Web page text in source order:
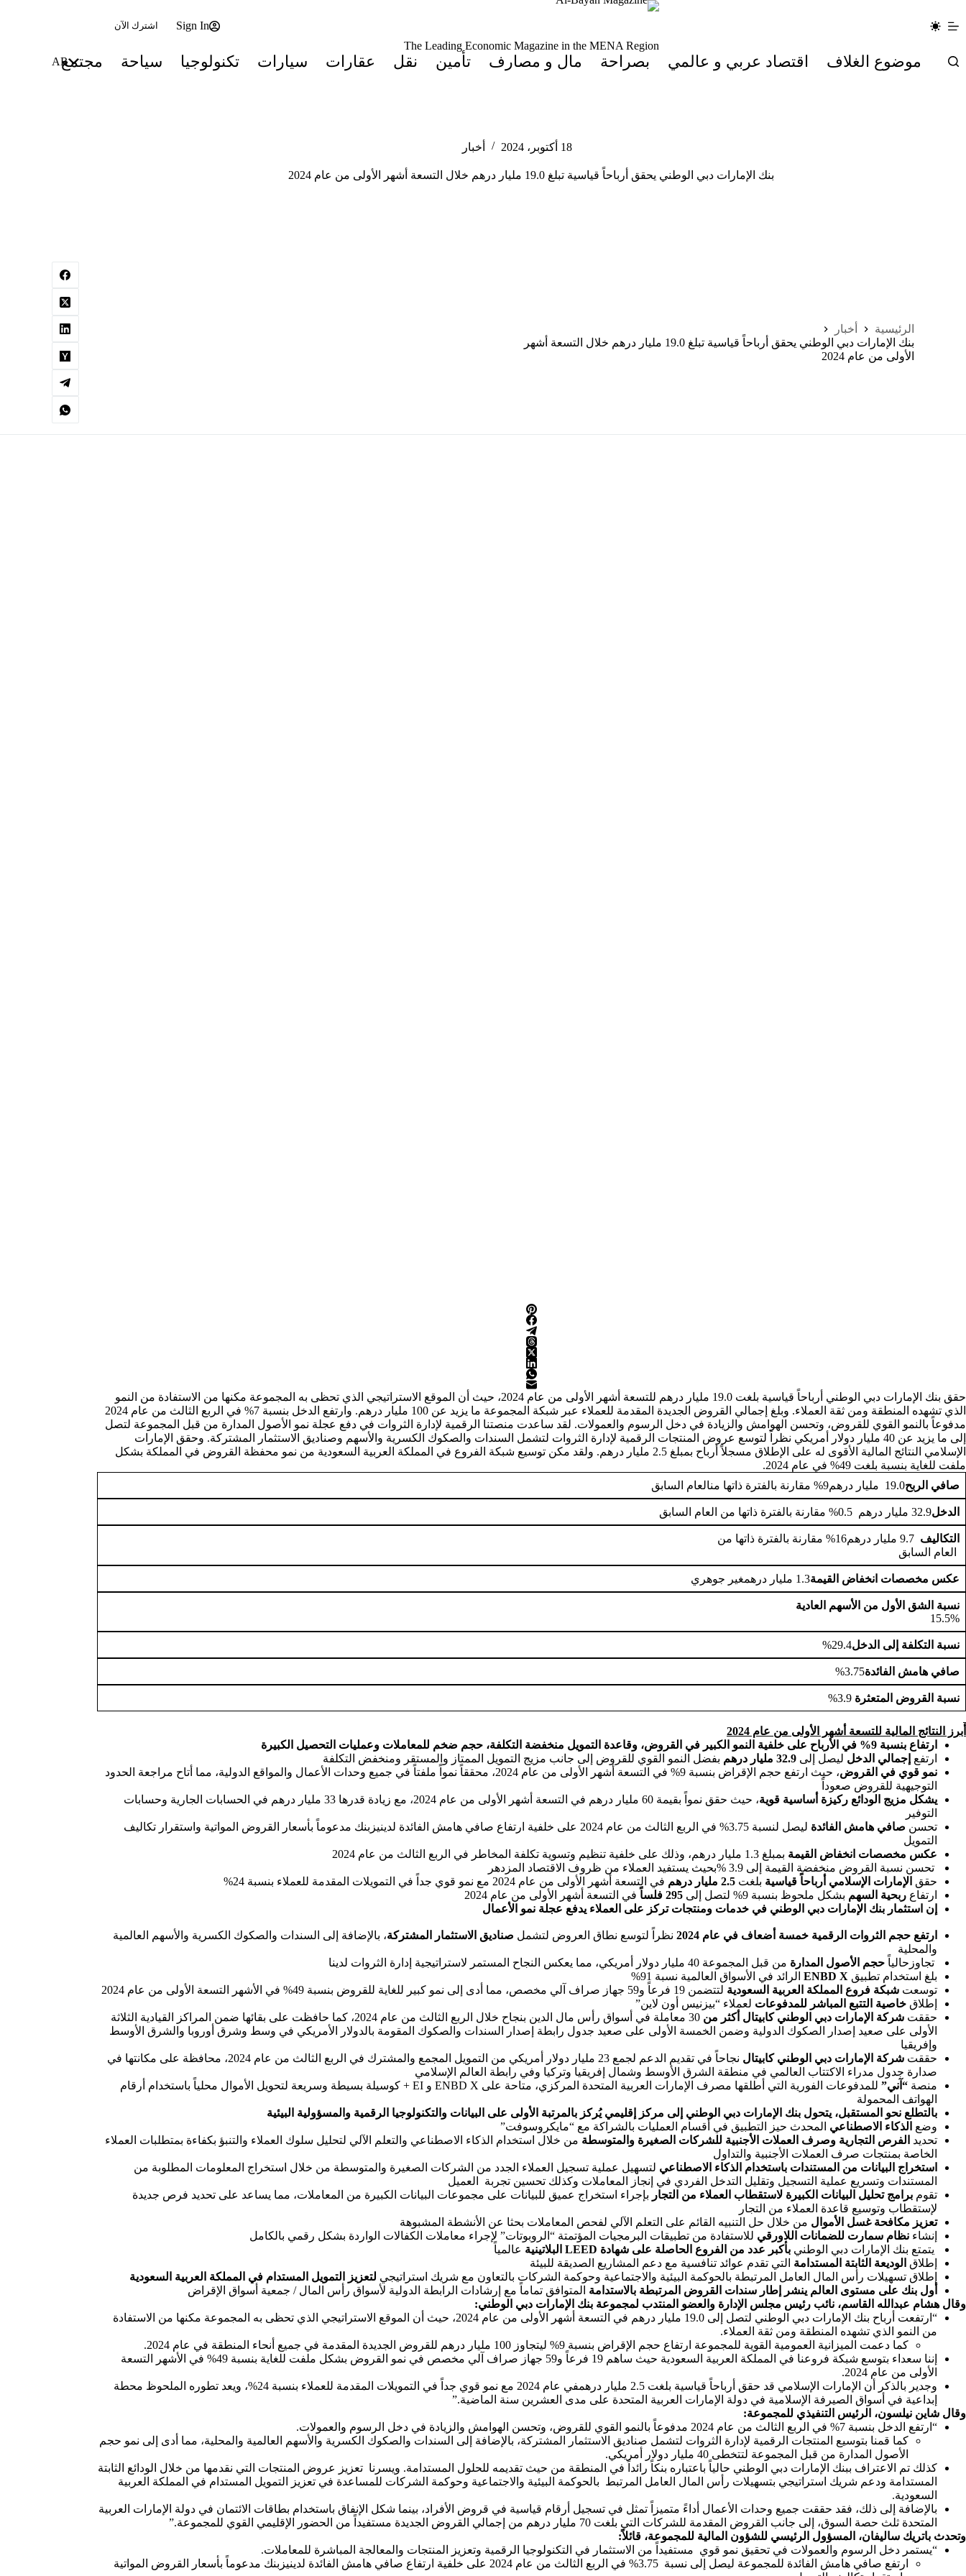
إلى
المحتوى
The Leading Economic Magazine in the MENA Region
Sign In اشترك الآن
موضوع الغلاف اقتصاد عربي و عالمي بصراحة مال و مصارف تأمين نقل عقارات سيارات تكنولوجيا سياحة مجتمعAR
18 أكتوبر، 2024 أخبار
بنك الإمارات دبي الوطني يحقق أرباحاً قياسية تبلغ 19.0 مليار درهم خلال التسعة أشهر الأولى من عام 2024
الرئيسية
أخبار
بنك الإمارات دبي الوطني يحقق أرباحاً قياسية تبلغ 19.0 مليار درهم خلال التسعة أشهر
الأولى من عام 2024
حقق بنك الإمارات دبي الوطني أرباحاً قياسية بلغت 19.0 مليار درهم للتسعة أشهر الأولى من عام 2024، حيث أن الموقع الاستراتيجي الذي تحظى به المجموعة مكنها من الاستفادة من النمو
الذي تشهده المنطقة ومن ثقة العملاء. وبلغ إجمالي القروض الجديدة المقدمة للعملاء عبر شبكة المجموعة ما يزيد عن 100 مليار درهم. وارتفع الدخل بنسبة 7% في الربع الثالث من عام 2024
مدفوعاً بالنمو القوي للقروض، وتحسن الهوامش والزيادة في دخل الرسوم والعمولات. لقد ساعدت منصتنا الرقمية لإدارة الثروات في دفع عجلة نمو الأصول المدارة من قبل المجموعة لتصل
إلى ما يزيد عن 40 مليار دولار أمريكي نظراً لتوسع عروض المنتجات الرقمية لإدارة الثروات لتشمل السندات والصكوك الكسرية والأسهم وصناديق الاستثمار المشتركة. وحقق الإمارات
الإسلامي النتائج المالية الأقوى له على الإطلاق مسجلاً أرباح بمبلغ 2.5 مليار درهم. ولقد مكن توسيع شبكة الفروع في المملكة العربية السعودية من نمو محفظة القروض في المملكة بشكل
ملفت للغاية بنسبة بلغت 49% في عام 2024.
صافي الربح19.0 مليار درهم9% مقارنة بالفترة ذاتها منالعام السابق
الدخل32.9 مليار درهم 0.5% مقارنة بالفترة ذاتها من العام السابق
التكاليف 9.7 مليار درهم16% مقارنة بالفترة ذاتها من
العام السابق
عكس مخصصات انخفاض القيمة1.3 مليار درهمغير جوهري
نسبة الشق الأول من الأسهم العادية
15.5%
نسبة التكلفة إلى الدخل29.4%
صافي هامش الفائدة3.75%
نسبة القروض المتعثرة 3.9%
أبرز النتائج المالية للتسعة أشهر الأولى من عام 2024
ارتفاع بنسبة 9% في الأرباح على خلفية النمو الكبير في القروض،
وقاعدة التمويل منخفضة التكلفة، حجم ضخم للمعاملات وعمليات التحصيل الكبيرة
ارتفع إجمالي الدخل ليصل إلى
بفضل النمو القوي للقروض إلى جانب مزيج التمويل الممتاز والمستقر ومنخفض التكلفة
نمو قوي في القروض
، حيث ارتفع حجم الإقراض بنسبة 9% في التسعة أشهر الأولى من عام 2024، محققاً نمواً ملفتاً في جميع وحدات الأعمال والمواقع الدولية، مما أتاح مراجعة الحدود
التوجيهية للقروض صعوداً
يشكل مزيج الودائع ركيزة أساسية قوية
، حيث حقق نمواً بقيمة 60 مليار درهم في التسعة أشهر الأولى من عام 2024، مع زيادة قدرها 33 مليار درهم في الحسابات الجارية وحسابات
التوفير
تحسن صافي هامش الفائدة
ليصل لنسبة 3.75% في الربع الثالث من عام 2024 على خلفية ارتفاع صافي هامش الفائدة لدينيزبنك مدعوماً بأسعار القروض المواتية واستقرار تكاليف
التمويل
عكس مخصصات انخفاض القيمة بمبلغ 1.3 مليار درهم، وذلك على خلفية تنظيم وتسوية تكلفة المخاطر في الربع الثالث من عام 2024
تحسن نسبة القروض منخفضة القيمة إلى 3.9 %بحيث يستفيد العملاء من ظروف الاقتصاد المزدهر
حقق الإمارات الإسلامي أرباحاً قياسية بلغت 2.5 مليار درهم
في التسعة أشهر الأولى من عام 2024 مع نمو قوي جداً في التمويلات المقدمة للعملاء بنسبة 24%
ارتفاع ربحية السهم بشكل ملحوظ بنسبة 9% لتصل إلى 295 فلساً
في التسعة أشهر الأولى من عام 2024
إن استثمار بنك الإمارات دبي الوطني في خدمات ومنتجات تركز على العملاء يدفع عجلة نمو الأعمال
ارتفع حجم الثروات الرقمية خمسة أضعاف في عام 2024 نظراً لتوسع نطاق العروض لتشمل صناديق الاستثمار المشتركة، بالإضافة إلى السندات والصكوك الكسرية والأسهم العالمية
والمحلية
تجاوزحالياً حجم الأصول المدارة من قبل المجموعة 40 مليار دولار أمريكي، مما يعكس النجاح المستمر لاستراتيجية إدارة الثروات لدينا
بلغ استخدام تطبيق
ENBD X
الرائد في الأسواق العالمية نسبة 91%
توسعت شبكة فروع المملكة العربية السعودية لتتضمن 19 فرعاً و59 جهاز صراف آلي مخصص، مما أدى إلى نمو كبير للغاية للقروض بنسبة 49% في الأشهر التسعة الأولى من عام 2024
إطلاق خاصية التتبع المباشر للمدفوعات لعملاء “بيزنيس أون لاين”
حققت شركة الإمارات دبي الوطني كابيتال أكثر من
30 معاملة في أسواق رأس مال الدين بنجاح خلال الربع الثالث من عام 2024، كما حافظت على بقائها ضمن المراكز القيادية الثلاثة
الأولى على صعيد إصدار الصكوك الدولية وضمن الخمسة الأولى على صعيد جدول رابطة إصدار السندات والصكوك المقومة بالدولار الأمريكي في وسط وشرق أوروبا والشرق الأوسط
وإفريقيا
حققت شركة الإمارات دبي الوطني كابيتال
نجاحاً في تقديم الدعم لجمع 23 مليار دولار أمريكي من التمويل المجمع والمشترك في الربع الثالث من عام 2024، محافظة على مكانتها في
صدارة جدول مدراء الاكتتاب العالمي في منطقة الشرق الأوسط وشمال إفريقيا وتركيا وفي رابطة العالم الإسلامي
منصة “آني”
للمدفوعات الفورية التي أطلقها مصرف الإمارات العربية المتحدة المركزي، متاحة على ENBD X و EI + كوسيلة بسيطة وسريعة لتحويل الأموال محلياً باستخدام أرقام
الهواتف المحمولة
بالتطلع نحو المستقبل، يتحول بنك الإمارات دبي الوطني إلى مركز إقليمي يُركز بالمرتبة الأولى على البيانات والتكنولوجيا الرقمية والمسؤولية البيئية
وضع الذكاء الاصطناعي المحدث حيز التطبيق في أقسام العمليات بالشراكة مع “مايكروسوفت”
تحديد الفرص التجارية وصرف العملات الأجنبية للشركات الصغيرة والمتوسطة من خلال استخدام الذكاء الاصطناعي والتعلم الآلي لتحليل سلوك العملاء والتنبؤ بكفاءة بمتطلبات العملاء
الخاصة بمنتجات صرف العملات الأجنبية والتداول
استخراج البيانات من المستندات باستخدام الذكاء الاصطناعي لتسهيل عملية تسجيل العملاء الجدد من الشركات الصغيرة والمتوسطة من خلال استخراج المعلومات المطلوبة من
المستندات وتسريع عملية التسجيل وتقليل التدخل الفردي في إنجاز المعاملات وكذلك تحسين تجربة العميل
تقوم برامج تحليل البيانات الكبيرة لاستقطاب العملاء من التجار بإجراء استخراج عميق للبيانات على مجموعات البيانات الكبيرة من المعاملات، مما يساعد على تحديد فرص جديدة
لإستقطاب وتوسيع قاعدة العملاء من التجار
تعزيز مكافحة غسل الأموال من خلال حل التنبيه القائم على التعلم الآلي لفحص المعاملات بحثا عن الأنشطة المشبوهة
إنشاء نظام سمارت للضمانات اللاورقي للاستفادة من تطبيقات البرمجيات المؤتمتة “الروبوتات” لإجراء معاملات الكفالات الواردة بشكل رقمي بالكامل
يتمتع بنك الإمارات دبي الوطني بأكبر عدد من الفروع الحاصلة على شهادة البلاتينية عالمياً
إطلاق الوديعة الثابتة المستدامة التي تقدم عوائد تنافسية مع دعم المشاريع الصديقة للبيئة
إطلاق تسهيلات رأس المال العامل المرتبطة بالحوكمة البيئية والاجتماعية وحوكمة الشركات بالتعاون مع شريك استراتيجي لتعزيز التمويل المستدام في المملكة العربية السعودية
أول بنك على مستوى العالم ينشر إطار سندات القروض المرتبطة بالاستدامة المتوافق تماماً مع إرشادات الرابطة الدولية لأسواق رأس المال / جمعية أسواق الإقراض
وقال هشام عبدالله القاسم، نائب رئيس مجلس الإدارة والعضو المنتدب لمجموعة بنك الإمارات دبي الوطني:
“ارتفعت أرباح بنك الإمارات دبي الوطني لتصل إلى 19.0 مليار درهم في التسعة أشهر الأولى من عام 2024، حيث أن الموقع الاستراتيجي الذي تحظى به المجموعة مكنها من الاستفادة
من النمو الذي تشهده المنطقة ومن ثقة العملاء.
كما دعمت الميزانية العمومية القوية للمجموعة ارتفاع حجم الإقراض بنسبة 9% ليتجاوز 100 مليار درهم للقروض الجديدة المقدمة في جميع أنحاء المنطقة في عام 2024.
إننا سعداء بتوسع شبكة فروعنا في المملكة العربية السعودية حيث ساهم 19 فرعاً و59 جهاز صراف آلي مخصص في نمو القروض بشكل ملفت للغاية بنسبة 49% في الأشهر التسعة
الأولى من عام 2024.
وجدير بالذكر أن الإمارات الإسلامي قد حقق أرباحاً قياسية بلغت 2.5 مليار درهمفي عام 2024 مع نمو قوي جداً في التمويلات المقدمة للعملاء بنسبة 24%، ويعد تطوره الملحوظ محطة
إبداعية في أسواق الصيرفة الإسلامية في دولة الإمارات العربية المتحدة على مدى العشرين سنة الماضية.”
وقال شاين نيلسون، الرئيس التنفيذي للمجموعة:
“ارتفع الدخل بنسبة 7% في الربع الثالث من عام 2024 مدفوعاً بالنمو القوي للقروض، وتحسن الهوامش والزيادة في دخل الرسوم والعمولات.
كما قمنا بتوسيع المنتجات الرقمية لإدارة الثروات لتشمل صناديق الاستثمار المشتركة، بالإضافة إلى السندات والصكوك الكسرية والأسهم العالمية والمحلية، مما أدى إلى نمو حجم
الأصول المدارة من قبل المجموعة لتتخطى 40 مليار دولار أمريكي.
كذلك تم الاعتراف ببنك الإمارات دبي الوطني حالياً باعتباره بنكاً رائداً في المنطقة من حيث تقديمه للحلول المستدامة. ويسرنا تعزيز عروض المنتجات التي نقدمها من خلال الودائع الثابتة
المستدامة ودعم شريك استراتيجي بتسهيلات رأس المال العامل المرتبط بالحوكمة البيئية والاجتماعية وحوكمة الشركات للمساعدة في تعزيز التمويل المستدام في المملكة العربية
السعودية.
بالإضافة إلى ذلك، فقد حققت جميع وحدات الأعمال أداءً متميزاً تمثل في تسجيل أرقام قياسية في قروض الأفراد، بينما شكل الإنفاق باستخدام بطاقات الائتمان في دولة الإمارات العربية
المتحدة ثلث حصة السوق، إلى جانب القروض المقدمة للشركات التي بلغت 70 مليار درهم من إجمالي القروض الجديدة مستفيداً من الحضور الإقليمي القوي للمجموعة.”
وتحدث باتريك ساليفان، المسؤول الرئيسي للشؤون المالية للمجموعة، قائلاً:
“يستمر دخل الرسوم والعمولات في تحقيق نمو قوي مستفيداً من الاستثمار في التكنولوجيا الرقمية وتعزيز المنتجات والمعالجة المباشرة للمعاملات.
ارتفع صافي هامش الفائدة للمجموعة ليصل إلى نسبة 3.75% في الربع الثالث من عام 2024 على خلفية ارتفاع صافي هامش الفائدة لدينيزبنك مدعوماً بأسعار القروض المواتية